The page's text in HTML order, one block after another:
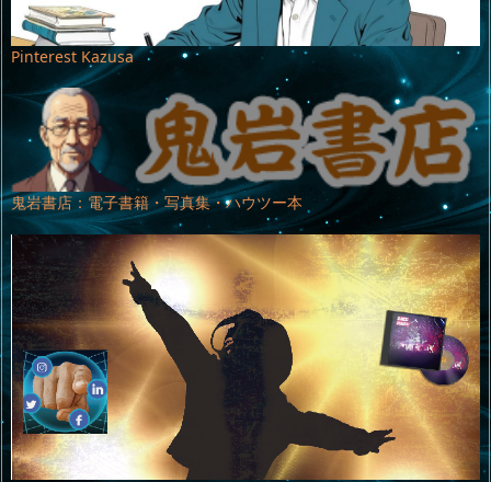
Pinterest Kazusa
鬼岩書店：電子書籍・写真集・ハウツー本